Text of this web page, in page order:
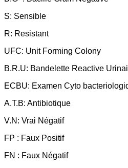
S: Sensible
R: Resistant
UFC: Unit Forming Colony
B.R.U: Bandelette Reactive
ECBU: Examen Cyto
A.T.B: Antibiotique
V.N: Vrai Négatif
FP : Faux Positif
FN : Faux Négatif